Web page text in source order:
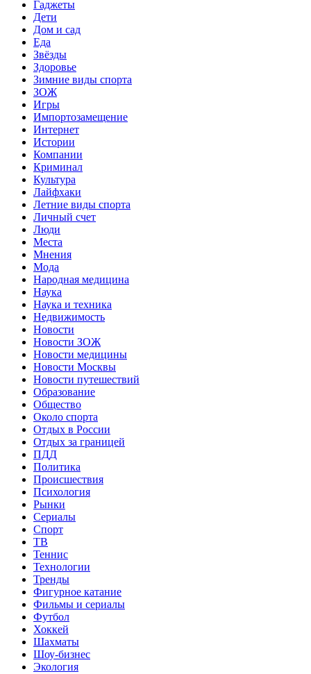
Гаджеты
Дети
Дом и сад
Еда
Звёзды
Здоровье
Зимние виды спорта
ЗОЖ
Игры
Импортозамещение
Интернет
Истории
Компании
Криминал
Культура
Лайфхаки
Летние виды спорта
Личный счет
Люди
Места
Мнения
Мода
Народная медицина
Наука
Наука и техника
Недвижимость
Новости
Новости ЗОЖ
Новости медицины
Новости Москвы
Новости путешествий
Образование
Общество
Около спорта
Отдых в России
Отдых за границей
ПДД
Политика
Происшествия
Психология
Рынки
Сериалы
Спорт
ТВ
Теннис
Технологии
Тренды
Фигурное катание
Фильмы и сериалы
Футбол
Хоккей
Шахматы
Шоу-бизнес
Экология